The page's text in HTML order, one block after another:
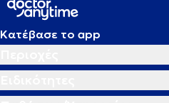
Κατέβασε το app